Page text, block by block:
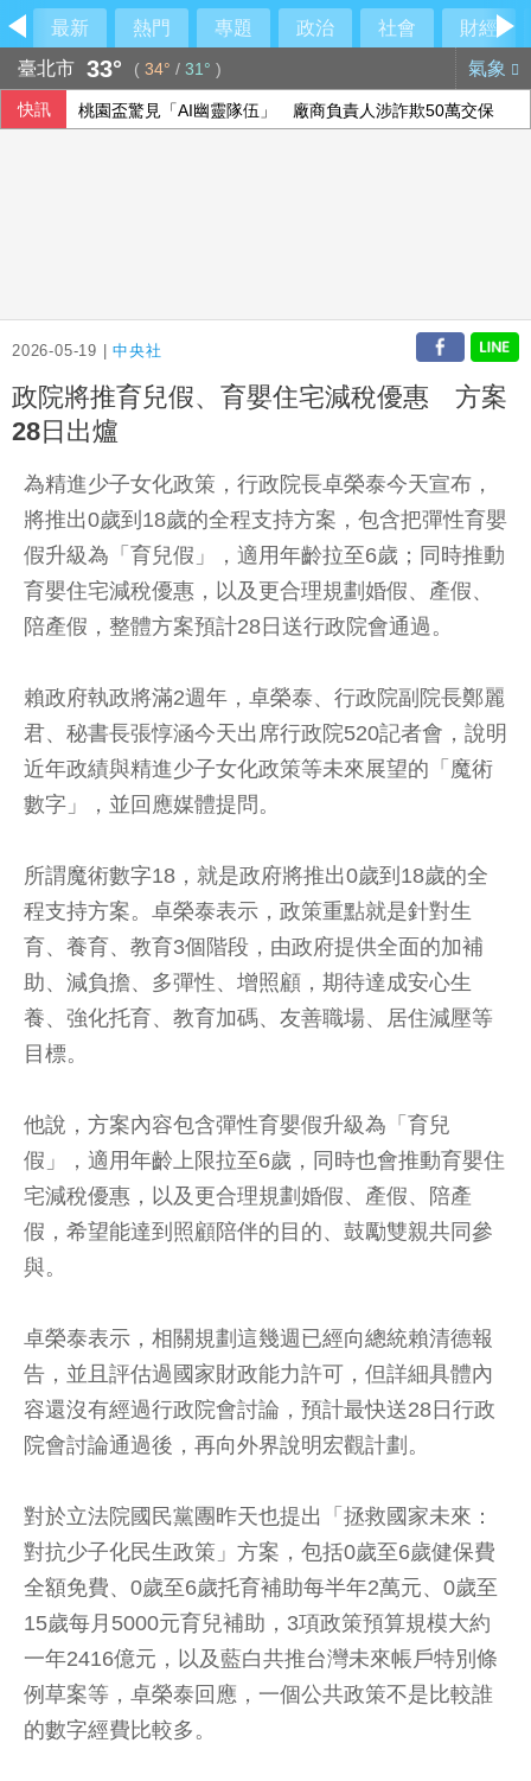
最新 熱門 專題 政治 社會
財經
臺北市 33° ( 34° / 31° ) 氣象
快訊 桃園盃驚見「AI幽靈隊伍」 廠商負責人涉詐欺50萬交保
2026-05-19 |中央社
政院將推育兒假、育嬰住宅減稅優惠 方案
28日出爐
為精進少子女化政策，行政院長卓榮泰今天宣布，
將推出0歲到18歲的全程支持方案，包含把彈性育嬰
假升級為「育兒假」，適用年齡拉至6歲；同時推動
育嬰住宅減稅優惠，以及更合理規劃婚假、產假、
陪產假，整體方案預計28日送行政院會通過。
賴政府執政將滿2週年，卓榮泰、行政院副院長鄭麗
君、秘書長張惇涵今天出席行政院520記者會，說明
近年政績與精進少子女化政策等未來展望的「魔術
數字」，並回應媒體提問。
所謂魔術數字18，就是政府將推出0歲到18歲的全
程支持方案。卓榮泰表示，政策重點就是針對生
育、養育、教育3個階段，由政府提供全面的加補
助、減負擔、多彈性、增照顧，期待達成安心生
養、強化托育、教育加碼、友善職場、居住減壓等
目標。
他說，方案內容包含彈性育嬰假升級為「育兒
假」，適用年齡上限拉至6歲，同時也會推動育嬰住
宅減稅優惠，以及更合理規劃婚假、產假、陪產
假，希望能達到照顧陪伴的目的、鼓勵雙親共同參
與。
卓榮泰表示，相關規劃這幾週已經向總統賴清德報
告，並且評估過國家財政能力許可，但詳細具體內
容還沒有經過行政院會討論，預計最快送28日行政
院會討論通過後，再向外界說明宏觀計劃。
對於立法院國民黨團昨天也提出「拯救國家未來：
對抗少子化民生政策」方案，包括0歲至6歲健保費
全額免費、0歲至6歲托育補助每半年2萬元、0歲至
15歲每月5000元育兒補助，3項政策預算規模大約
一年2416億元，以及藍白共推台灣未來帳戶特別條
例草案等，卓榮泰回應，一個公共政策不是比較誰
的數字經費比較多。